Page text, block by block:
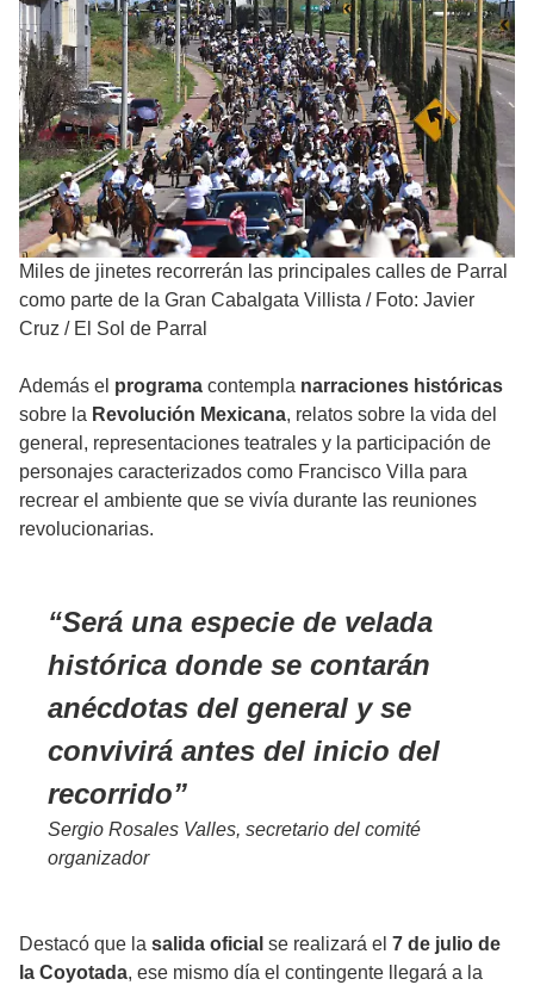
Miles de jinetes recorrerán las principales calles de Parral
como parte de la Gran Cabalgata Villista / Foto: Javier
Cruz / El Sol de Parral
Además el programa contempla narraciones históricas
sobre la Revolución Mexicana, relatos sobre la vida del
general, representaciones teatrales y la participación de
personajes caracterizados como Francisco Villa para
recrear el ambiente que se vivía durante las reuniones
revolucionarias.
Será una especie de velada
histórica donde se contarán
anécdotas del general y se
convivirá antes del inicio del
recorrido
Sergio Rosales Valles, secretario del comité
organizador
Destacó que la salida oficial se realizará el 7 de julio de
la Coyotada, ese mismo día el contingente llegará a la